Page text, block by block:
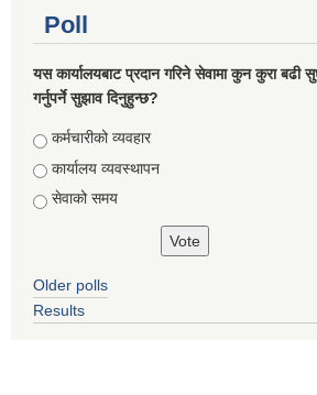
Poll
यस कार्यालयबाट प्रदान गरिने सेवामा कुन कुरा बढी
गर्नुपर्ने सुझाव दिनुहुन्छ?
Choices
कर्मचारीको व्यवहार
कार्यालय व्यवस्थापन
सेवाको समय
Older polls
Results